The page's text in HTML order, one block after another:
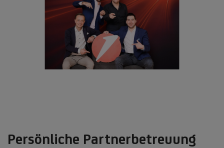
Persönliche Partnerbetreuung